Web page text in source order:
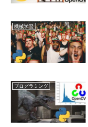
機械学習
プログラミング